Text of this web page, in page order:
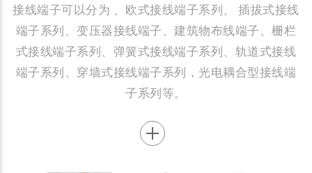
接线端子可以分为 、欧式接线端子系列、 插拔式接线
端子系列、变压器接线端子、建筑物布线端子、栅栏
式接线端子系列、弹簧式接线端子系列、轨道式接线
端子系列、穿墙式接线端子系列，光电耦合型接线端
子系列等。